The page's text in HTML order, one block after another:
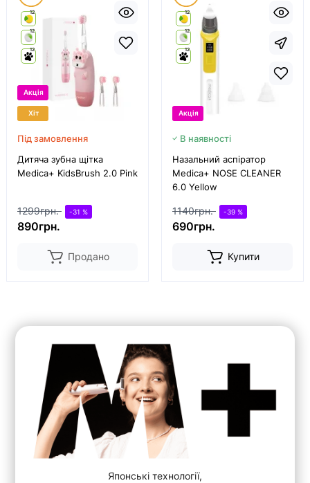
12
12
12
Акція
Хіт
Під замовлення
Дитяча зубна щітка
Medica+ KidsBrush 2.0 Pink
1299грн. -31 %
890грн.
Продано
12
12
12
Акція
В наявності
Назальний аспіратор
Medica+ NOSE CLEANER
6.0 Yellow
1140грн. -39 %
690грн.
Купити
Японські технології,